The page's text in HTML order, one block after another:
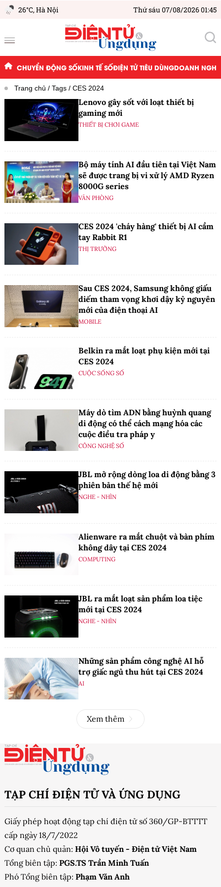
26°C,Hà Nội Thứ sáu 07/08/2026 01:45
CHUYỂN ĐỘNG SỐKINH TẾ SỐĐIỆN TỬ TIÊU DÙNGDOANH
Trang chủ Tags CES 2024
Lenovo gây sốt với loạt thiết bị
gaming mới
THIẾT BỊ CHƠI GAME
Bộ máy tính AI đầu tiên tại Việt Nam
sẽ được trang bị vi xử lý AMD Ryzen
8000G series
VĂN PHÒNG
CES 2024 'cháy hàng' thiết bị AI cầm
tay Rabbit R1
THỊ TRƯỜNG
Sau CES 2024, Samsung không giấu
diếm tham vọng khơi dậy kỷ nguyên
mới của điện thoại AI
MOBILE
Belkin ra mắt loạt phụ kiện mới tại
CES 2024
CUỘC SỐNG SỐ
Máy dò tìm ADN bằng huỳnh quang
di động có thể cách mạng hóa các
cuộc điều tra pháp y
CÔNG NGHỆ SỐ
JBL mở rộng dòng loa di động bằng 3
phiên bản thế hệ mới
NGHE - NHÌN
Alienware ra mắt chuột và bàn phím
không dây tại CES 2024
COMPUTING
JBL ra mắt loạt sản phẩm loa tiệc
mới tại CES 2024
NGHE - NHÌN
Những sản phẩm công nghệ AI hỗ
trợ giấc ngủ thu hút tại CES 2024
AI
Xem thêm
TẠP CHÍ ĐIỆN TỬ VÀ ỨNG DỤNG
Giấy phép hoạt động tạp chí điện tử số 360/GP-BTTTT
cấp ngày 18/7/2022
Cơ quan chủ quản: Hội Vô tuyến - Điện tử Việt Nam
Tổng biên tập: PGS.TS Trần Minh Tuấn
Phó Tổng biên tập: Phạm Văn Anh